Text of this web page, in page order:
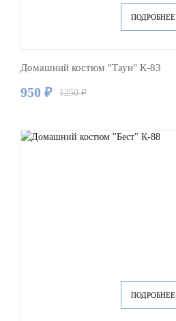
ПОДРОБНЕЕ
Домашний костюм "Таун" К-83
950 ₽ 1250 ₽
ПОДРОБНЕЕ